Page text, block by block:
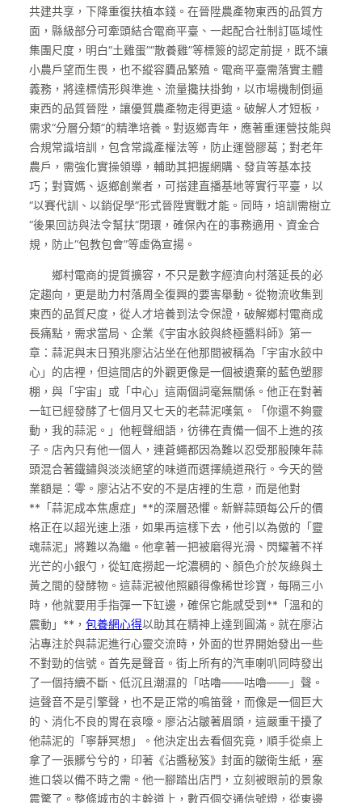
共建共享，下降重復扶植本錢。在晉陞農產物東西的品質方
面，縣級部分可牽頭結合電商平臺、一起配合社制訂區域性
集團尺度，明白“土雞蛋”“散養雞”等標簽的認定前提，既不讓
小農戶望而生畏，也不縱容贗品繁殖。電商平臺需落實主體
義務，將達標情形與準進、流量攙扶掛鉤，以市場機制倒逼
東西的品質晉陞，讓優質農產物走得更遠。破解人才短板，
需求“分層分類”的精準培養。對返鄉青年，應著重運營技能與
合規常識培訓，包含常識產權法等，防止運營膠葛；對老年
農戶，需強化實操領導，輔助其把握網購、發貨等基本技
巧；對寶媽、返鄉創業者，可搭建直播基地等實行平臺，以
“以賽代訓、以銷促學”形式晉陞實戰才能。同時，培訓需樹立
“後果回訪與法令幫扶”閉環，確保內在的事務適用、資金合
規，防止“包教包會”等虛偽宣揚。
鄉村電商的提質擴容，不只是數字經濟向村落延長的必
定趨向，更是助力村落周全復興的要害舉動。從物流收集到
東西的品質尺度，從人才培養到法令保證，破解鄉村電商成
長痛點，需求當局、企業《宇宙水餃與終極醬料師》第一
章：蒜泥與末日預兆廖沾沾坐在他那間被稱為「宇宙水餃中
心」的店裡，但這間店的外觀更像是一個被遺棄的藍色塑膠
棚，與「宇宙」或「中心」這兩個詞毫無關係。他正在對著
一缸已經發酵了七個月又七天的老蒜泥嘆氣。「你還不夠靈
動，我的蒜泥。」他輕聲細語，彷彿在責備一個不上進的孩
子。店內只有他一個人，連蒼蠅都因為難以忍受那股陳年蒜
頭混合著鐵鏽與淡淡絕望的味道而選擇繞道飛行。今天的營
業額是：零。廖沾沾不安的不是店裡的生意，而是他對
**「蒜泥成本焦慮症」**的深層恐懼。新鮮蒜頭每公斤的價
格正在以超光速上漲，如果再這樣下去，他引以為傲的「靈
魂蒜泥」將難以為繼。他拿著一把被磨得光滑、閃耀著不祥
光芒的小銀勺，從缸底撈起一坨濃稠的、顏色介於灰綠與土
黃之間的發酵物。這蒜泥被他照顧得像稀世珍寶，每隔三小
時，他就要用手指彈一下缸邊，確保它能感受到**「溫和的
震動」**， 包養網心得以助其在精神上達到圓滿。就在廖沾
沾專注於與蒜泥進行心靈交流時，外面的世界開始發出一些
不對勁的信號。首先是聲音。街上所有的汽車喇叭同時發出
了一個持續不斷、低沉且潮濕的「咕嚕——咕嚕——」聲。
這聲音不是引擎聲，也不是正常的鳴笛聲，而像是一個巨大
的、消化不良的胃在哀嚎。廖沾沾皺著眉頭，這嚴重干擾了
他蒜泥的「寧靜冥想」。他決定出去看個究竟，順手從桌上
拿了一張髒兮兮的，印著《沾醬秘笈》封面的皺衛生紙，塞
進口袋以備不時之需。他一腳踏出店門，立刻被眼前的景象
震驚了。整條城市的主幹道上，數百個交通信號燈，從東邊